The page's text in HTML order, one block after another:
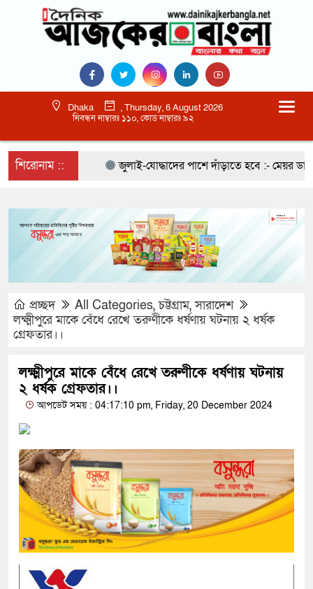
Dhaka
, Thursday, 6 August 2026
নিবন্ধন নাম্বারঃ ১১০, কোড নাম্বারঃ ৯২
শিরোনাম :: জুলাই-যোদ্ধাদের পাশে দাঁড়াতে হবে :- মেয়র ডা.
প্রচ্ছদ All Categories,চট্টগ্রাম,সারাদেশ
লক্ষ্মীপুরে মাকে বেঁধে রেখে তরুণীকে ধর্ষণায় ঘটনায় ২ ধর্ষক
গ্রেফতার।।
লক্ষ্মীপুরে মাকে বেঁধে রেখে তরুণীকে ধর্ষণায় ঘটনায়
২ ধর্ষক গ্রেফতার।।
আপডেট সময় : 04:17:10 pm, Friday, 20 December 2024